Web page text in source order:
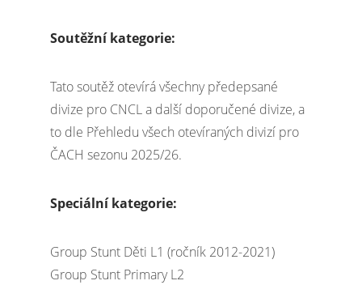
Soutěžní kategorie:
Tato soutěž otevírá všechny předepsané
divize pro CNCL a další doporučené divize, a
to dle Přehledu všech otevíraných divizí pro
ČACH sezonu 2025/26.
Speciální kategorie:
Group Stunt Děti L1 (ročník 2012-2021)
Group Stunt Primary L2